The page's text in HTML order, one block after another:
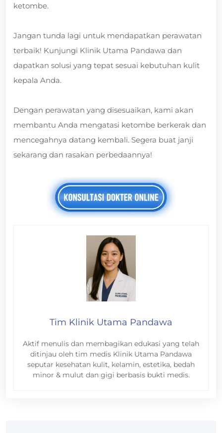
ketombe.
Jangan tunda lagi untuk mendapatkan perawatan
terbaik! Kunjungi Klinik Utama Pandawa dan
dapatkan solusi yang tepat sesuai kebutuhan kulit
kepala Anda.
Dengan perawatan yang disesuaikan, kami akan
membantu Anda mengatasi ketombe berkerak dan
mencegahnya datang kembali. Segera buat janji
sekarang dan rasakan perbedaannya!
Tim Klinik Utama Pandawa
Aktif menulis dan membagikan edukasi yang telah
ditinjau oleh tim medis Klinik Utama Pandawa
seputar kesehatan kulit, kelamin, estetika, bedah
minor & mulut dan gigi berbasis bukti medis.